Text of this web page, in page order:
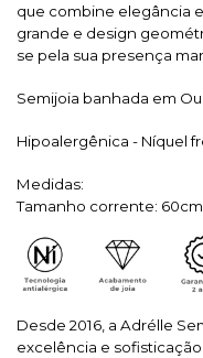
que combine elegância
grande e design
se pela sua presença
Semijoia banhada em
Hipoalergênica - Níquel
Medidas:
Tamanho corrente: 60cm.
Desde 2016, a Adrélle
excelência e